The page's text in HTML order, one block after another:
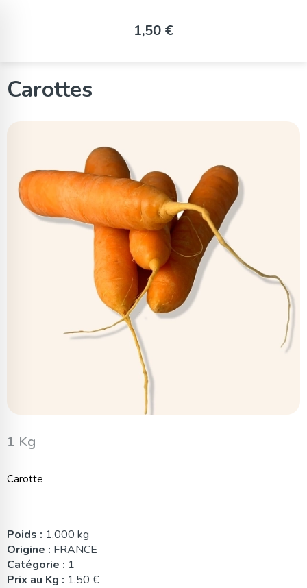
Carottes
1 Kg
1,50 €
Carotte
Poids : 1.000 kg
Origine : FRANCE
Catégorie : 1
Prix au Kg : 1.50 €